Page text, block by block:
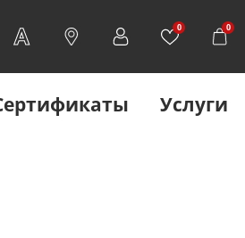
0 0
Услуги